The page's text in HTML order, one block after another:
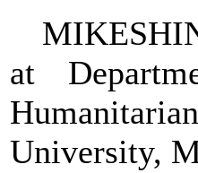
at
University,